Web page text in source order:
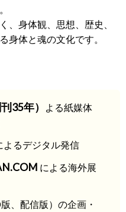
、身体観、思想、歴史、
身体と魂の文化です。
35年）
よる紙媒体
よるデジタル発信
による海外展
、配信版）の企画・